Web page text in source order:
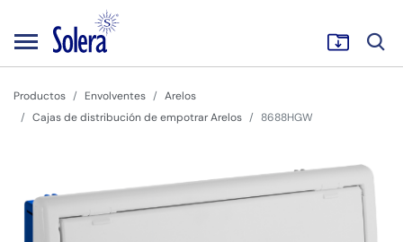
Productos Envolventes
Arelos
Cajas de distribución de empotrar Arelos
8688HGW